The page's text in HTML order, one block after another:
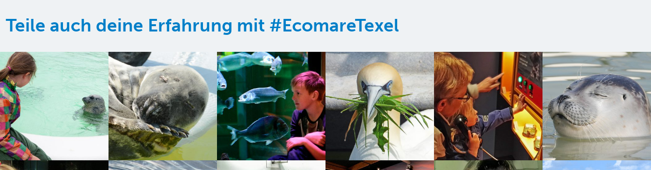
Teile auch deine Erfahrung mit #EcomareTexel